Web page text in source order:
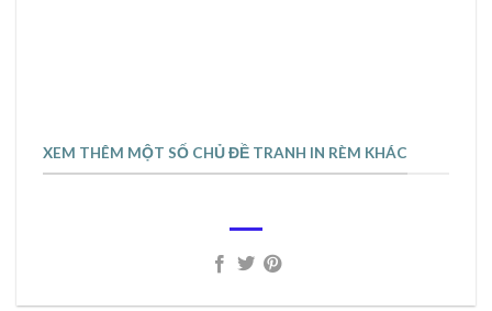
XEM THÊM MỘT SỐ CHỦ ĐỀ TRANH IN RÈM KHÁC